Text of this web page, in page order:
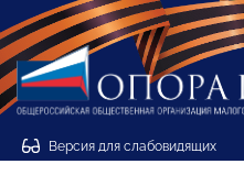
Версия для слабовидящих